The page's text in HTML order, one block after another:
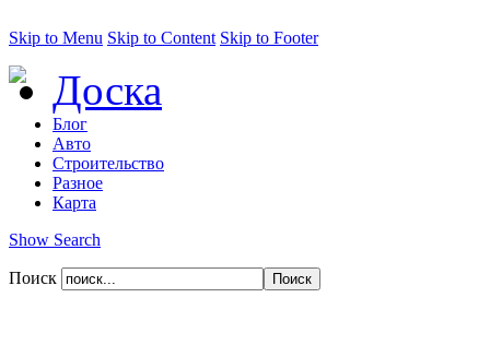
Skip to Menu Skip to Content Skip to Footer
Доска
Блог
Авто
Строительство
Разное
Карта
Show Search
Поиск